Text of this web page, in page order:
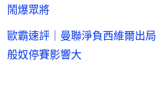
鬧爆眾將
歐霸速評｜曼聯淨負西維爾出
般奴停賽影響大